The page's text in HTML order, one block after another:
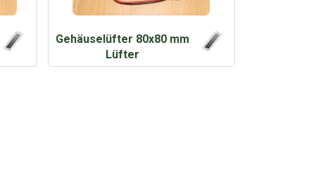
Gehäuselüfter 80x80 mm
Lüfter